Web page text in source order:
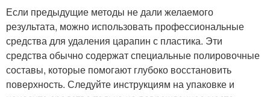
Если предыдущие методы не дали желаемого
результата, можно использовать профессиональные
средства для удаления царапин с пластика. Эти
средства обычно содержат специальные полировочные
составы, которые помогают глубоко восстановить
поверхность. Следуйте инструкциям на упаковке и